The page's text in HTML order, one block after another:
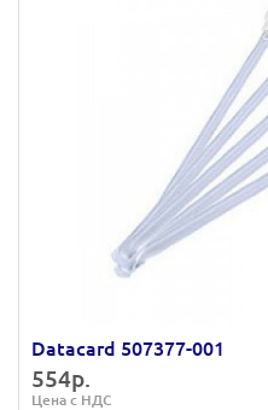
Datacard 507377-001
554р.
Цена с НДС